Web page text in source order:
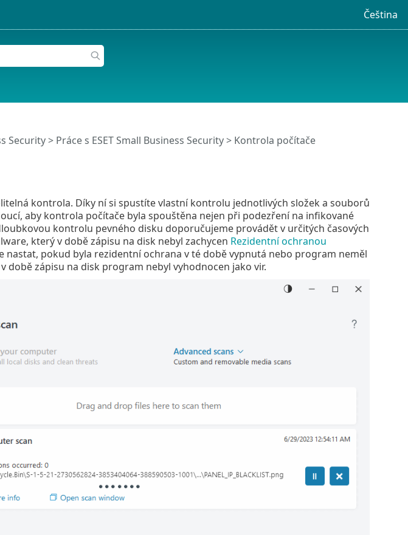
Čeština
Security> Práce s ESET Small Business Security> Kontrola počítače
kontrola. Díky ní si spustíte vlastní kontrolu jednotlivých složek a souborů
aby kontrola počítače byla spouštěna nejen při podezření na infikované
kontrolu pevného disku doporučujeme provádět v určitých časových
který v době zápisu na disk nebyl zachycen Rezidentní ochranou
nastat, pokud byla rezidentní ochrana v té době vypnutá nebo program neměl
zápisu na disk program nebyl vyhodnocen jako vir.